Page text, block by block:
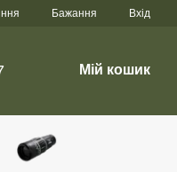
Бажання Вхід
Мій кошик